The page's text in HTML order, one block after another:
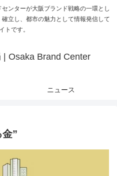
ンターが大阪ブランド戦略の一環とし
立し、都市の魅力として情報発信して
トです。
| Osaka Brand Center
ニュース
”